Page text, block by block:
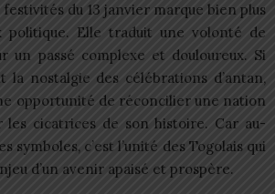
festivités du 13 janvier marque bien plus
politique. Elle traduit une volonté de
un passé complexe et douloureux. Si
nostalgie des célébrations d’antan,
opportunité de réconcilier une nation
les cicatrices de son histoire. Car au-
symboles, c’est l’unité des Togolais qui
d’un avenir apaisé et prospère.